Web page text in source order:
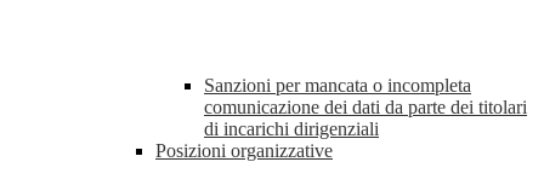
Sanzioni per mancata o incompleta
comunicazione dei dati da parte dei titolari
di incarichi dirigenziali
Posizioni organizzative